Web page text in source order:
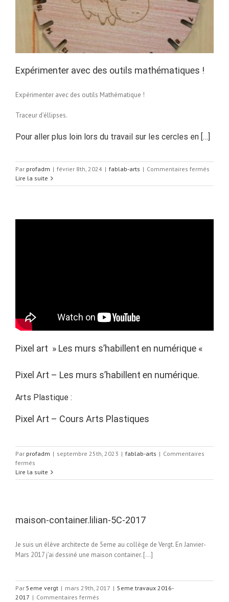
Expérimenter avec des outils mathématiques !
Expérimenter avec des outils Mathématique !
Traceur d’éllipses.
Pour aller plus loin lors du travail sur les cercles en […]
Par profadm | février 8th, 2024 | fablab-arts | Commentaires fermés
avec
Lire la suite
Pixel art » Les murs s’habillent en numérique «
Pixel Art – Les murs s’habillent en numérique.
Arts Plastique :
Pixel Art – Cours Arts Plastiques
Par profadm | septembre 25th, 2023 | fablab-arts | Commentaires
fermés
Pixel
art
s’habillent
«
Lire la suite
maison-container.lilian-5C-2017
Je suis un élève architecte de 5eme au collège de Vergt. En Janvier-
Mars 2017 j’ai dessiné une maison container. […]
Par 5eme vergt | mars 29th, 2017 | 5eme travaux 2016-
2017 | Commentaires fermés